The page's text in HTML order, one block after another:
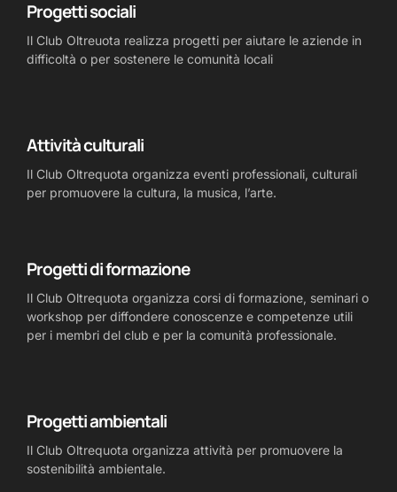
Progetti sociali
Il Club Oltreuota realizza progetti per aiutare le aziende in
difficoltà o per sostenere le comunità locali
Attività culturali
Il Club Oltrequota organizza eventi professionali, culturali
per promuovere la cultura, la musica, l’arte.
Progetti di formazione
Il Club Oltrequota organizza corsi di formazione, seminari o
workshop per diffondere conoscenze e competenze utili
per i membri del club e per la comunità professionale.
Progetti ambientali
Il Club Oltrequota organizza attività per promuovere la
sostenibilità ambientale.